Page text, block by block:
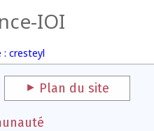
IOI
: cresteyl
Plan du site